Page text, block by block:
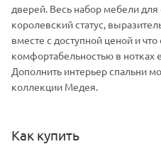
дверей. Весь набор мебели
королевский статус,
вместе с доступной ценой и
комфортабельностью в нотках
Дополнить интерьер спальни
коллекции Медея.
Как купить